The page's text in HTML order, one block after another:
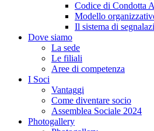
Codice di Condotta
Modello
Il sistema di
Dove siamo
La sede
Le filiali
Aree di competenza
I Soci
Vantaggi
Come diventare socio
Assemblea Sociale 2024
Photogallery